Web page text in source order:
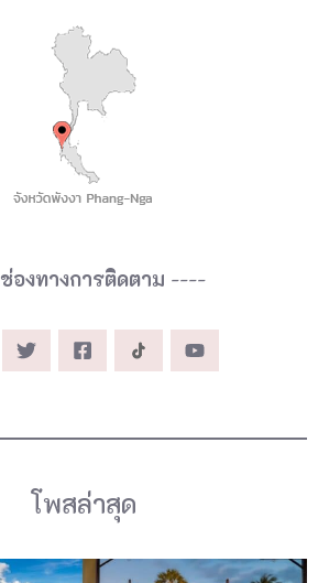
ช่องทางการติดตาม ----
โพสล่าสุด